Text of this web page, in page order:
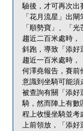
驗後，才可再次出
「花月流星」出閘
「順勢寶」、「
趨近二百米處時
斜跑，導致「添好
趨近一百米處時，
何澤堯報告，賽前
意識到坐騎可能須
被查詢有關「添好
騎，然而陣上有數
程上收慢坐騎並考
上前領放，「添好